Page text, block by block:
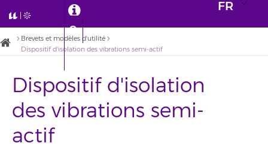
FR
Brevets et modèles d'utilité
Dispositif d'isolation des vibrations semi-actif
Dispositif d'isolation
des vibrations semi-
actif